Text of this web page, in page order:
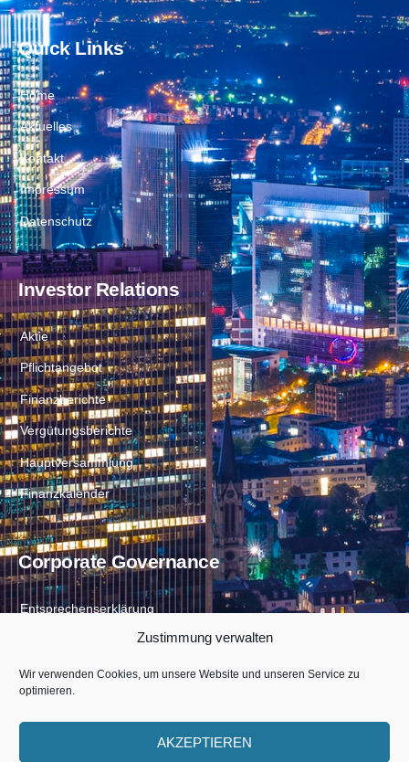
Zustimmung verwalten
Wir verwenden Cookies, um unsere Website und unseren Service zu
optimieren.
AKZEPTIEREN
Quick Links
Home
Aktuelles
Kontakt
Impressum
Datenschutz
Investor Relations
Aktie
Pflichtangebot
Finanzberichte
Vergütungsberichte
Hauptversammlung
Finanzkalender
Corporate Governance
Entsprechenserklärung
Satzung